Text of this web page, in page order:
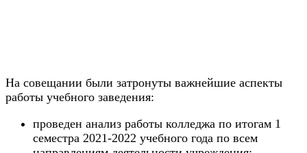
На совещании были затронуты важнейшие аспекты
работы учебного заведения:
проведен анализ работы колледжа по итогам 1
семестра 2021-2022 учебного года по всем